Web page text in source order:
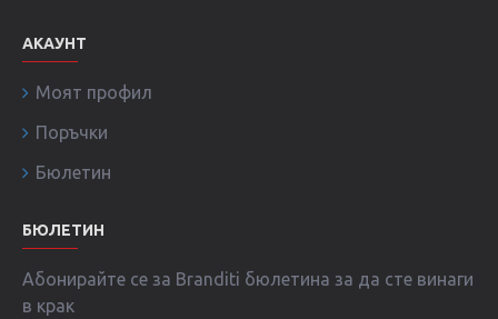
АКАУНТ
Моят профил
Поръчки
Бюлетин
БЮЛЕТИН
Абонирайте се за Branditi бюлетина за да сте винаги
в крак